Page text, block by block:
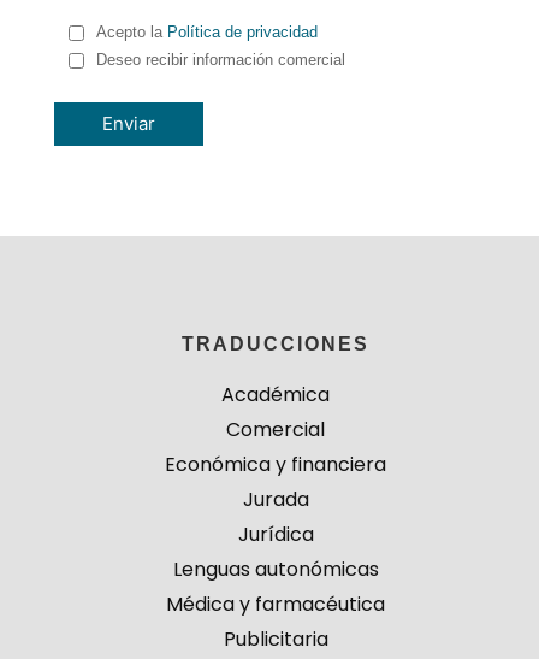
Acepto la Política de privacidad
Deseo recibir información comercial
TRADUCCIONES
Académica
Comercial
Económica y financiera
Jurada
Jurídica
Lenguas autonómicas
Médica y farmacéutica
Publicitaria